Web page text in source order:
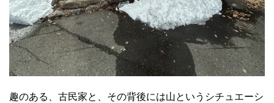
趣のある、古民家と、その背後には山というシチュエーシ